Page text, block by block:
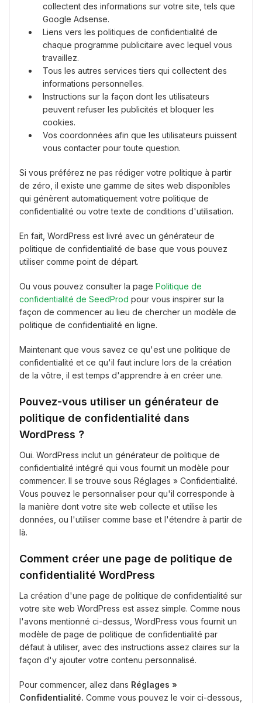
collectent des informations sur votre site, tels que
Google Adsense.
Liens vers les politiques de confidentialité de
chaque programme publicitaire avec lequel vous
travaillez.
Tous les autres services tiers qui collectent des
informations personnelles.
Instructions sur la façon dont les utilisateurs
peuvent refuser les publicités et bloquer les
cookies.
Vos coordonnées afin que les utilisateurs puissent
vous contacter pour toute question.
Si vous préférez ne pas rédiger votre politique à partir
de zéro, il existe une gamme de sites web disponibles
qui génèrent automatiquement votre politique de
confidentialité ou votre texte de conditions d'utilisation.
En fait, WordPress est livré avec un générateur de
politique de confidentialité de base que vous pouvez
utiliser comme point de départ.
Ou vous pouvez consulter la page Politique de
confidentialité de SeedProd pour vous inspirer sur la
façon de commencer au lieu de chercher un modèle de
politique de confidentialité en ligne.
Maintenant que vous savez ce qu'est une politique de
confidentialité et ce qu'il faut inclure lors de la création
de la vôtre, il est temps d'apprendre à en créer une.
Pouvez-vous utiliser un générateur de
politique de confidentialité dans
WordPress ?
Oui. WordPress inclut un générateur de politique de
confidentialité intégré qui vous fournit un modèle pour
commencer. Il se trouve sous Réglages » Confidentialité.
Vous pouvez le personnaliser pour qu'il corresponde à
la manière dont votre site web collecte et utilise les
données, ou l'utiliser comme base et l'étendre à partir de
là.
Comment créer une page de politique de
confidentialité WordPress
La création d'une page de politique de confidentialité sur
votre site web WordPress est assez simple. Comme nous
l'avons mentionné ci-dessus, WordPress vous fournit un
modèle de page de politique de confidentialité par
défaut à utiliser, avec des instructions assez claires sur la
façon d'y ajouter votre contenu personnalisé.
Pour commencer, allez dans Réglages »
Confidentialité. Comme vous pouvez le voir ci-dessous,